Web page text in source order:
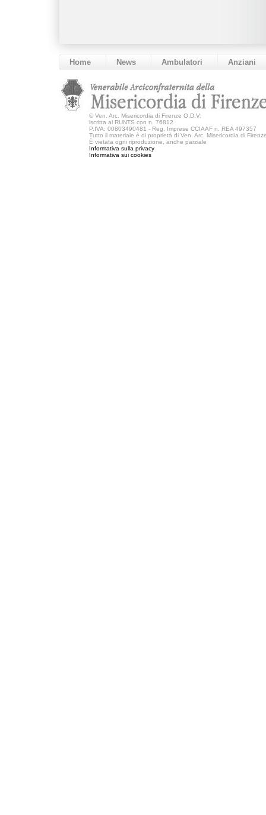
Home News Ambulatori Anziani
© Ven. Arc. Misericordia di Firenze O.D.V.
iscritta al RUNTS con n. 76812
P.IVA: 00803490481 - Reg. Imprese CCIAAF n. REA 497357
Tutto il materiale è di proprietà di Ven. Arc. Misericordia di
È vietata ogni riproduzione, anche parziale
Informativa sulla privacy
Informativa sui cookies